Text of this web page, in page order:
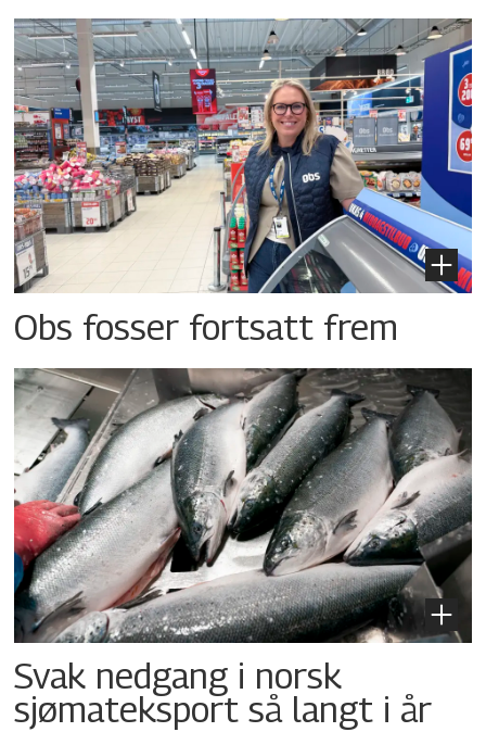
Obs fosser fortsatt frem
Svak nedgang i norsk
sjømateksport så langt i år